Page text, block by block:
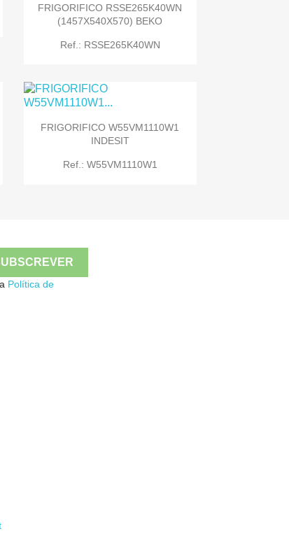
 Quick view
FRIGORIFICO RSSE265K40WN
(1457X540X570) BEKO
Ref.: RSSE265K40WN
Quick view
FRIGORIFICO W55VM1110W1
INDESIT
Ref.: W55VM1110W1
Política de